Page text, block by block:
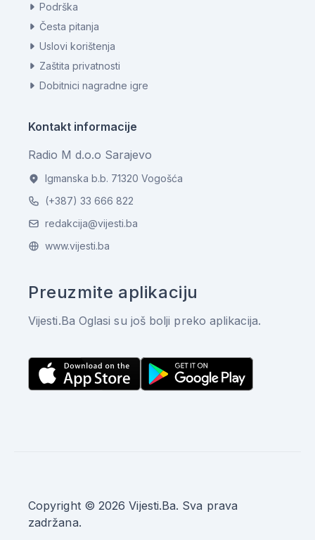
Podrška
Česta pitanja
Uslovi korištenja
Zaštita privatnosti
Dobitnici nagradne igre
Kontakt informacije
Radio M d.o.o Sarajevo
Igmanska b.b. 71320 Vogošća
(+387) 33 666 822
redakcija@vijesti.ba
www.vijesti.ba
Preuzmite aplikaciju
Vijesti.Ba Oglasi su još bolji preko aplikacija.
Copyright © 2026 Vijesti.Ba. Sva prava
zadržana.